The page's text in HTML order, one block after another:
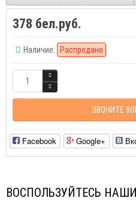
378 бел.руб.
Наличие: Распродано
ЗВОНИТЕ
Facebook Google+
ВОСПОЛЬЗУЙТЕСЬ